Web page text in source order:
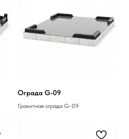
Ограда G-09
Гранитная ограда G-09